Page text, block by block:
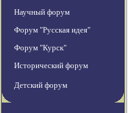
Научный форум
Форум "Русская идея"
Форум "Курск"
Исторический форум
Детский форум